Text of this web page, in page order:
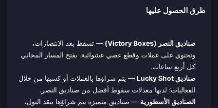
طرق الحصول عليها
صناديق النصر (Victory Boxes)
— تسقط بعد الانتصارات،
وتحتوي على عملات وقطع عصي عشوائية. يفتح المسار المجاني
كل أربع ساعات.
صناديق Lucky Shot
— يتم شراؤها بالعملات أو كسبها من خلال
الفعاليات؛ لديها معدلات سقوط أفضل من صناديق النصر.
الصناديق الأسطورية — صناديق متميزة يتم شراؤها بنقد البول،